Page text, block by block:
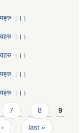
।।।
।।।
।।।
।।।
।।।
7 8 9
last »